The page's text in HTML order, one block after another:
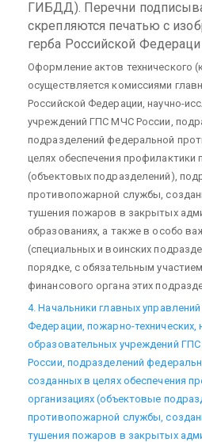
ГИБДД). Перечни
скрепляются печатью с
герба Российской
Оформление актов технического
осуществляется комиссиями
Российской Федерации, научно-
учреждений ГПС МЧС России,
подразделений федеральной
целях обеспечения профилактики
(объектовых подразделений),
противопожарной службы,
тушения пожаров в закрытых
образованиях, а также в особо
(специальных и воинских
порядке, с обязательным
финансового органа этих
4. Начальники главных
Федерации, пожарно-технических,
образовательных учреждений
России, подразделений
созданных в целях обеспечения
организациях (объектовые
противопожарной службы,
тушения пожаров в закрытых